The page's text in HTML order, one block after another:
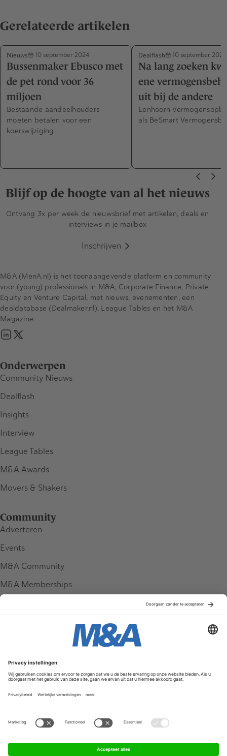
Gerelateerde artikelen
Nieuws 10 september 2024
Bussenmaker Ebusco met
de pet rond voor 36
miljoen
Bestaande aandeelhouders
moeten betalen voor een
koerswijziging.
Dealflash 10 september 2024
Na lang zoeken
ene
uit bij de andere
Eenhoorn
als BeSmart
Blijf op de hoogte van al het nieuws
Ontvang 3x per week de nieuwsbrief met artikelen, deals en
interviews in je mailbox
Inschrijven
Onderwerpen
Community Nieuws
Dealflash
Insights
Interview
League Tables
M&A Awards
Movers & Shakers
Community
Adverteren
Events
M&A Community
M&A Memberships
Service & Contact
Contact
FAQ
Werken bij ons
M&A (MenA.nl) is het toonaangevende platform en community
voor (young) professionals in M&A, Corporate Finance, Private
Equity en Venture Capital, met nieuws, evenementen, een
dealdatabase (Dealmaker.nl), League Tables en het M&A
Magazine.